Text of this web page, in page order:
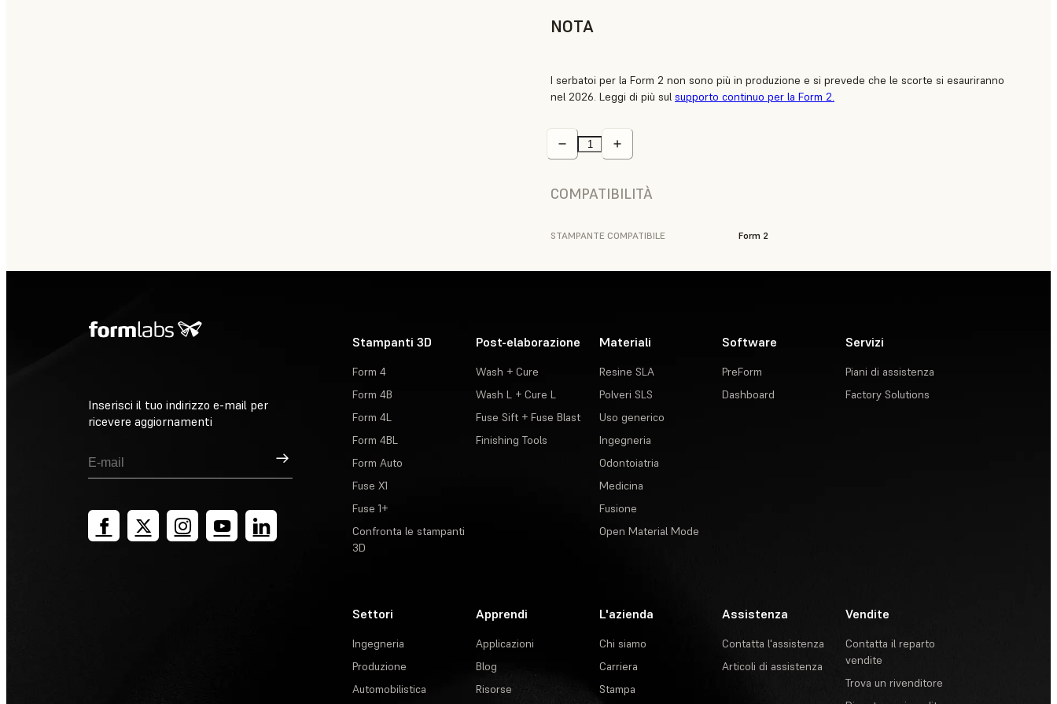
NOTA
I serbatoi per la Form 2 non sono più in produzione e si prevede che le scorte si esauriranno
nel 2026. Leggi di più sul supporto continuo per la Form 2.
COMPATIBILITÀ
STAMPANTE COMPATIBILE Form 2
Inserisci il tuo indirizzo e-mail per
ricevere aggiornamenti
Registrati
Stampanti 3D
Form 4
Form 4B
Form 4L
Form 4BL
Form Auto
Fuse X1
Fuse 1+
Confronta le stampanti
3D
Post-elaborazione
Wash + Cure
Wash L + Cure L
Fuse Sift + Fuse Blast
Finishing Tools
Materiali
Resine SLA
Polveri SLS
Uso generico
Ingegneria
Odontoiatria
Medicina
Fusione
Open Material Mode
Software
PreForm
Dashboard
Servizi
Piani di assistenza
Factory Solutions
Settori
Ingegneria
Produzione
Automobilistica
Apprendi
Applicazioni
Blog
Risorse
L'azienda
Chi siamo
Carriera
Stampa
Assistenza
Contatta l'assistenza
Articoli di assistenza
Vendite
Contatta il reparto
vendite
Trova un rivenditore